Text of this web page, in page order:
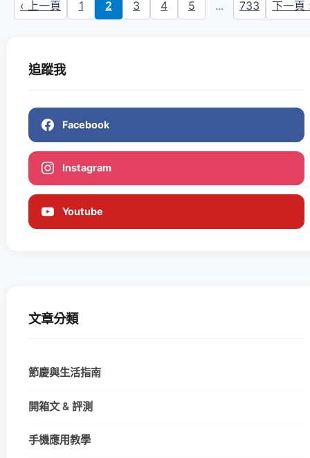
‹ 上一頁 1 2 3 4 5 ... 733 下一頁
追蹤我
Facebook
Instagram
Youtube
文章分類
節慶與生活指南
開箱文 & 評測
手機應用教學